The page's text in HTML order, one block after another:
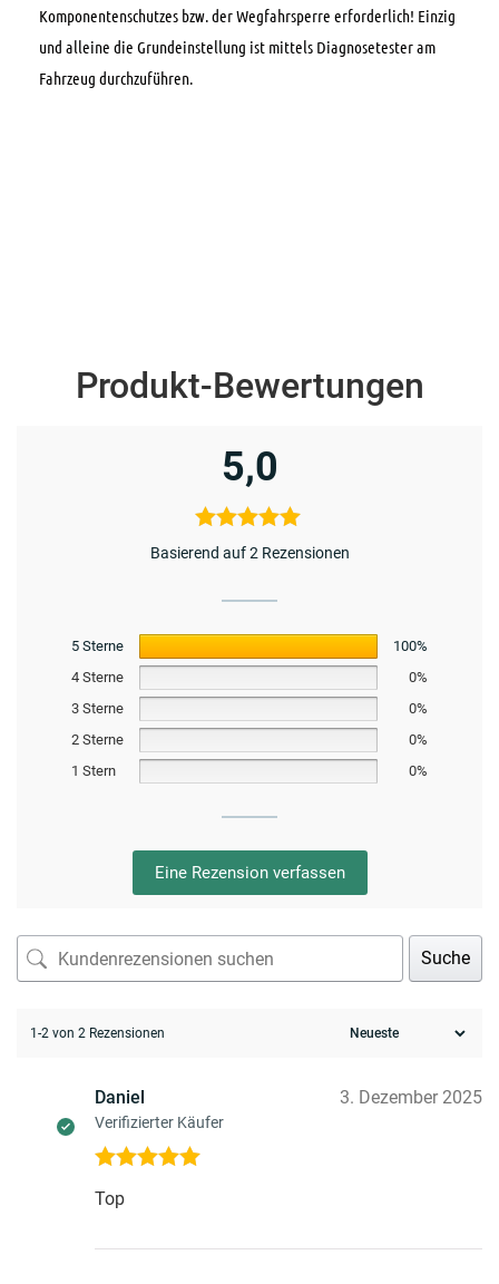
Komponentenschutzes bzw. der Wegfahrsperre erforderlich! Einzig
und alleine die Grundeinstellung ist mittels Diagnosetester am
Fahrzeug durchzuführen.
Produkt-Bewertungen
5,0
Basierend auf 2 Rezensionen
5 Sterne
100%
4 Sterne
0%
3 Sterne
0%
2 Sterne
0%
1 Stern
0%
Eine Rezension verfassen
Suche
1-2 von 2 Rezensionen
Daniel
Verifizierter Käufer
3. Dezember 2025
5von 5
Top